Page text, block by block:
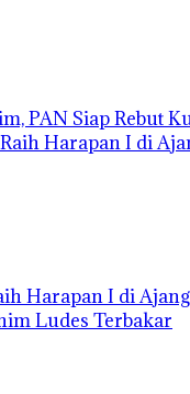
PAN Siap Rebut
Harapan I di